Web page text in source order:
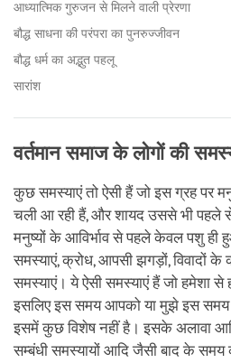
आध्यात्मिक गुरुजन से मिलने वाली प्रेरणा
बौद्ध साधना की परंपरा का पुनरुज्जीवन
बौद्ध धर्म का अद्भुत पहलू
सारांश
वर्तमान समाज के लोगों की
कुछ समस्याएं तो ऐसी हैं जो इस ग्रह पर
चली आ रही हैं, और शायद उससे भी पहले
मनुष्यों के आविर्भाव से पहले केवल पशु ही
समस्याएं, क्रोध, आपसी झगड़ों, विवादों के
समस्याएं। ये ऐसी समस्याएं हैं जो हमेशा से
इसलिए इस समय आपको या मुझे इस समय
इसमें कुछ विशेष नहीं है। इसके अलावा
सम्बंधी समस्यायों आदि जैसी बाद के समय